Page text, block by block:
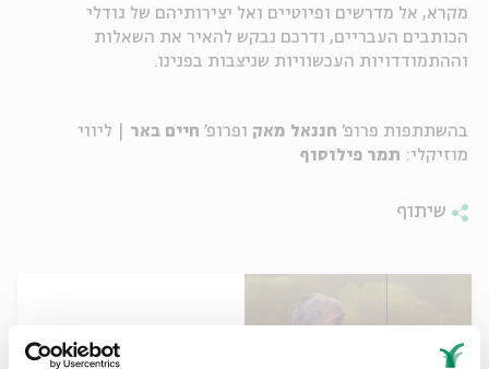
מקרא, אל מדרשים ופיוטיים ואל יצירותיהם של גודלי
הכותבים העבריים, ודרכם נבקש להאיר את השאלות
וההתמודדויות העכשוויות שניצבות בפנינו.
בהשתתפות פרופ' חננאל מאק ופרופ' חיים באר | ליווי
מוזיקלי: תמר פילוסוף
שיתוף